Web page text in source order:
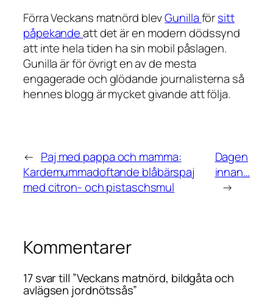
Förra Veckans matnörd blevGunillaförsitt
påpekandeatt det är en modern dödssynd
att inte hela tiden ha sin mobil påslagen.
Gunilla är för övrigt en av de mesta
engagerade och glödande journalisterna så
hennes blogg är mycket givande att följa.
← Paj med pappa och mamma:
Kardemummadoftande blåbärspaj
med citron- och pistaschsmul
Dagen
innan…
→
Kommentarer
17 svar till ”Veckans matnörd, bildgåta och
avlägsen jordnötssås”